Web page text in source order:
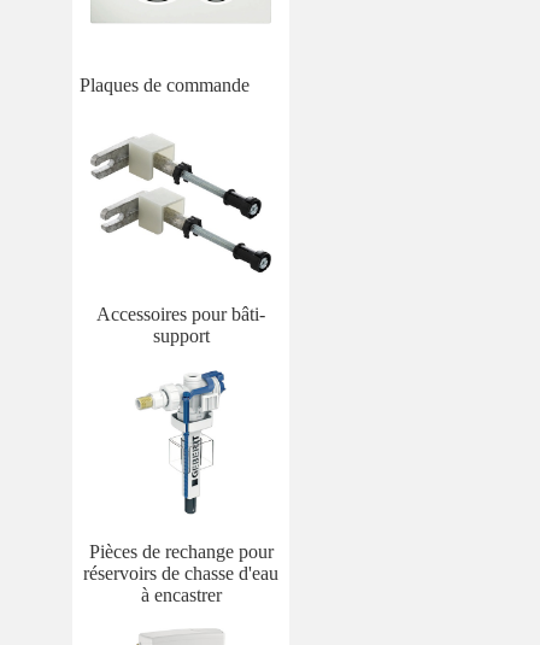
Plaques de commande
Accessoires pour bâti-
support
Pièces de rechange pour
réservoirs de chasse d'eau
à encastrer